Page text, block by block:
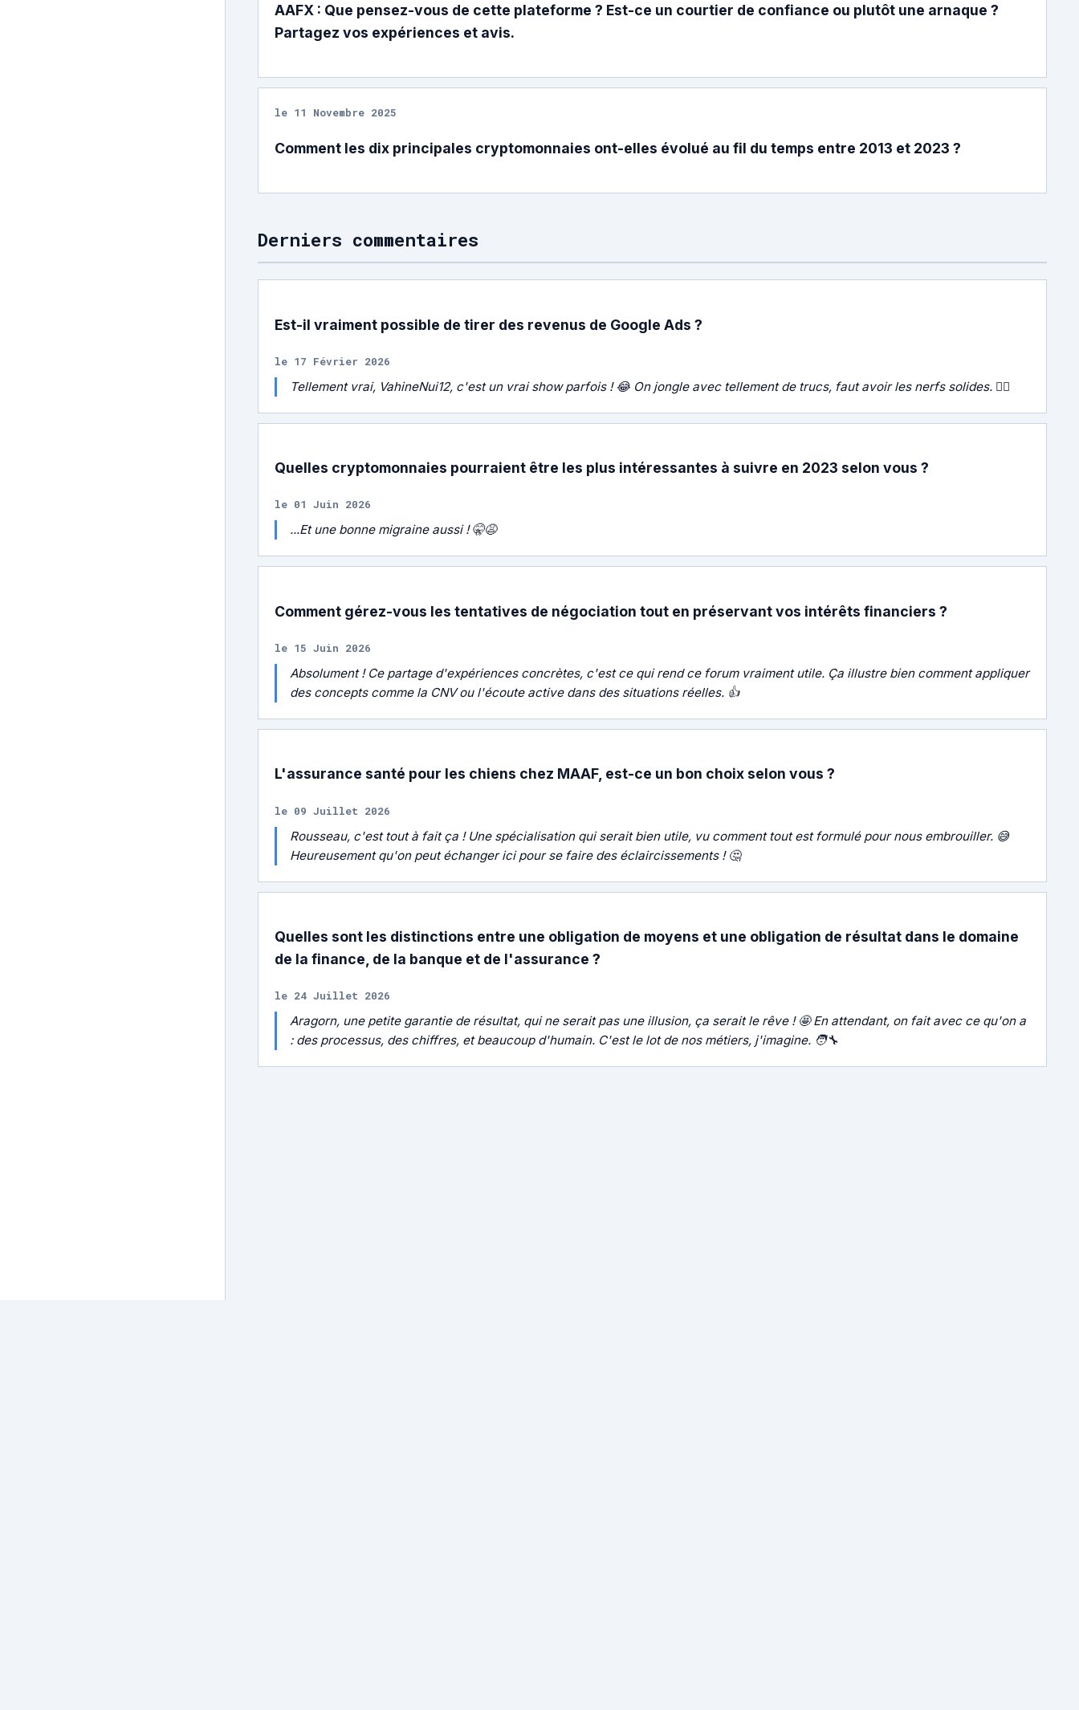
AAFX : Que pensez-vous de cette plateforme ? Est-ce un courtier de confiance ou plutôt une arnaque ?
Partagez vos expériences et avis.
le 11 Novembre 2025
Comment les dix principales cryptomonnaies ont-elles évolué au fil du temps entre 2013 et 2023 ?
Derniers commentaires
Est-il vraiment possible de tirer des revenus de Google Ads ?
le 17 Février 2026
Tellement vrai, VahineNui12, c'est un vrai show parfois ! 😂 On jongle avec tellement de trucs, faut avoir les nerfs solides. 🧘‍♀️
Quelles cryptomonnaies pourraient être les plus intéressantes à suivre en 2023 selon vous ?
le 01 Juin 2026
...Et une bonne migraine aussi ! 🤫😩
Comment gérez-vous les tentatives de négociation tout en préservant vos intérêts financiers ?
le 15 Juin 2026
Absolument ! Ce partage d'expériences concrètes, c'est ce qui rend ce forum vraiment utile. Ça illustre bien comment appliquer
des concepts comme la CNV ou l'écoute active dans des situations réelles. 👍
L'assurance santé pour les chiens chez MAAF, est-ce un bon choix selon vous ?
le 09 Juillet 2026
Rousseau, c'est tout à fait ça ! Une spécialisation qui serait bien utile, vu comment tout est formulé pour nous embrouiller. 😅
Heureusement qu'on peut échanger ici pour se faire des éclaircissements ! 🤔
Quelles sont les distinctions entre une obligation de moyens et une obligation de résultat dans le domaine
de la finance, de la banque et de l'assurance ?
le 24 Juillet 2026
Aragorn, une petite garantie de résultat, qui ne serait pas une illusion, ça serait le rêve ! 🤩 En attendant, on fait avec ce qu'on a
: des processus, des chiffres, et beaucoup d'humain. C'est le lot de nos métiers, j'imagine. 🧑‍🔧